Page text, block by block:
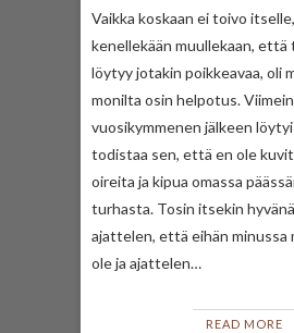
Vaikka koskaan ei toivo
kenellekään muullekaan, että
löytyy jotakin poikkeavaa, oli
monilta osin helpotus.
vuosikymmenen jälkeen
todistaa sen, että en ole
oireita ja kipua omassa
turhasta. Tosin itsekin
ajattelen, että eihän minussa
ole ja ajattelen…
READ MORE